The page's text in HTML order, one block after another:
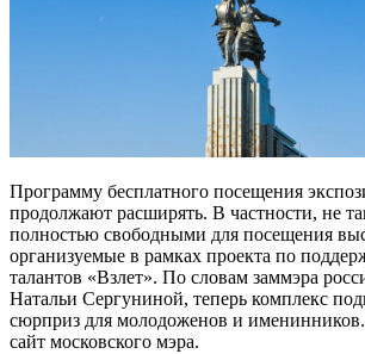
Программу бесплатного посещения
продолжают расширять. В частности, не
полностью свободными для посещения
организуемые в рамках проекта по
талантов «Взлет». По словам заммэра
Натальи Сергуниной, теперь комплекс
сюрприз для молодоженов и
сайт московского мэра.